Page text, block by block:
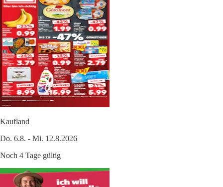
Kaufland
Do. 6.8. - Mi. 12.8.2026
Noch 4 Tage gültig